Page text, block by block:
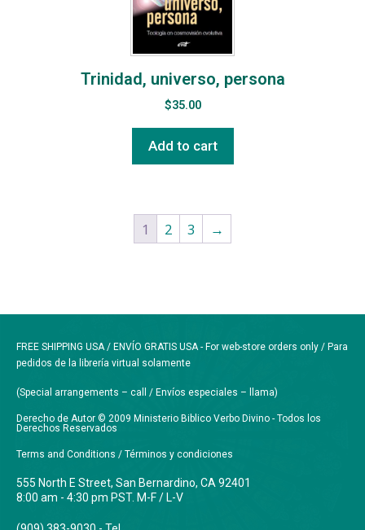
Trinidad, universo, persona
$35.00
Add to cart
1 2 3 →
FREE SHIPPING USA / ENVÍO GRATIS USA - For web-store orders only / Para
pedidos de la librería virtual solamente
(Special arrangements – call / Envíos especiales – llama)
Derecho de Autor © 2009 Ministerio Biblico Verbo Divino - Todos los
Derechos Reservados
Terms and Conditions / Términos y condiciones
555 North E Street, San Bernardino, CA 92401
8:00 am - 4:30 pm PST. M-F / L-V